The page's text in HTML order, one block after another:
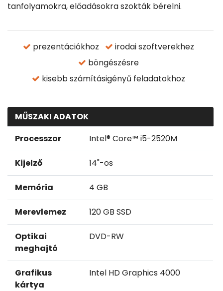
tanfolyamokra, előadásokra szokták bérelni.
prezentációkhoz
irodai szoftverekhez
böngészésre
kisebb számításigényű feladatokhoz
MŰSZAKI ADATOK
Processzor
Intel® Core™ i5-2520M
Kijelző 14"-os
Memória 4 GB
Merevlemez 120 GB SSD
Optikai
meghajtó
DVD-RW
Grafikus
kártya
Intel HD Graphics 4000